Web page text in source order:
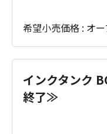
希望小売価格 : オ
インクタンク
終了≫